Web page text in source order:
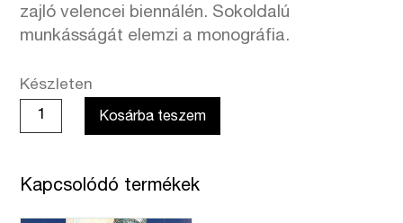
zajló velencei biennálén. Sokoldalú
munkásságát elemzi a monográfia.
Készleten
Bán
András,
Tihamér:
Kosárba teszem
Kapcsolódó termékek